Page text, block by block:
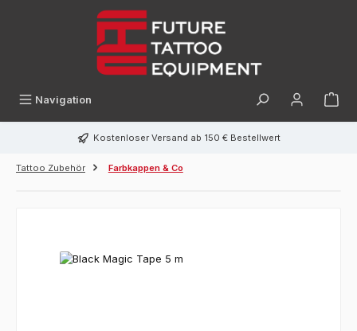
Navigation
Kostenloser Versand ab 150 € Bestellwert
Tattoo Zubehör Farbkappen & Co